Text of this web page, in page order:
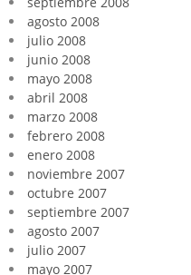
agosto 2008
julio 2008
junio 2008
mayo 2008
abril 2008
marzo 2008
febrero 2008
enero 2008
noviembre 2007
octubre 2007
septiembre 2007
agosto 2007
julio 2007
mayo 2007